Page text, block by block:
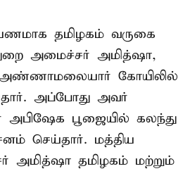
தமிழகம் வருகை
அமைச்சர் அமித்ஷா,
கோயிலில்
அப்போது அவர்
அபிஷேக பூஜையில் கலந்து
செய்தார். மத்திய
தமிழகம் மற்றும்